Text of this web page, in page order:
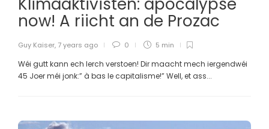
now! A riicht an de Prozac
Guy Kaiser, 7 years ago 0 5 min
Wéi gutt kann ech Ierch verstoen! Dir maacht mech iergendwéi
45 Joer méi jonk:” à bas le capitalisme!” Well, et ass...